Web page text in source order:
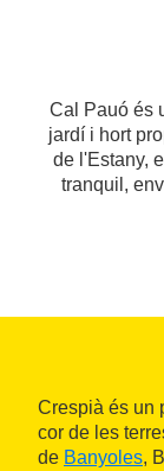
Cal Pauó és
jardí i hort
de l'Estany,
tranquil,
Crespià és un
cor de les
de Banyoles,